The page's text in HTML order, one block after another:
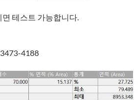
테스트 가능합니다.
4188